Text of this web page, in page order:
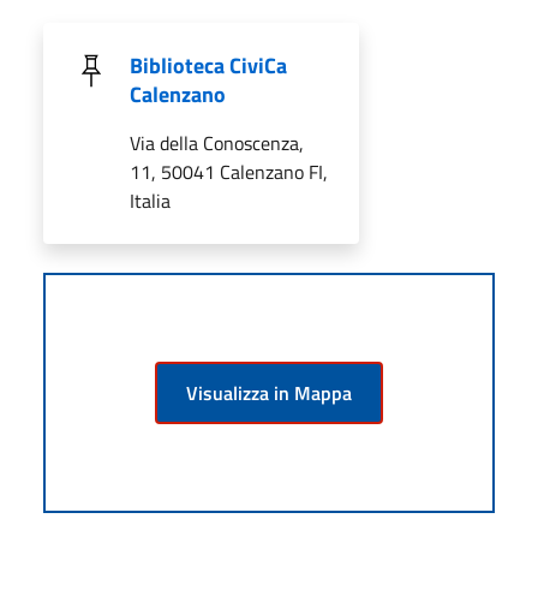
Biblioteca CiviCa
Calenzano
Via della Conoscenza,
11, 50041 Calenzano FI,
Italia
Visualizza in Mappa